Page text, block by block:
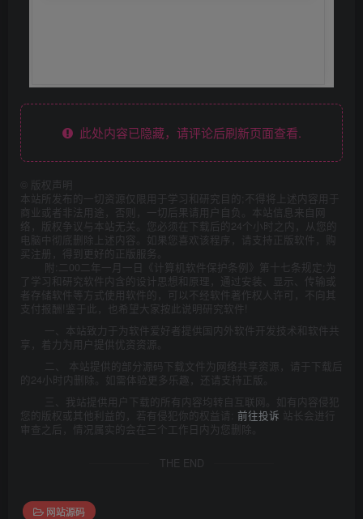
此处内容已隐藏，请评论后刷新页面查看.
版权声明
本站所发布的一切资源仅限用于学习和研究目的;不得将上述内容用于
商业或者非法用途，否则，一切后果请用户自负。本站信息来自网
络，版权争议与本站无关。您必须在下载后的24个小时之内，从您的
电脑中彻底删除上述内容。如果您喜欢该程序，请支持正版软件，购
买注册，得到更好的正版服务。
附:二00二年一月一日《计算机软件保护条例》第十七条规定:为
了学习和研究软件内含的设计思想和原理，通过安装、显示、传输或
者存储软件等方式使用软件的，可以不经软件著作权人许可，不向其
支付报酬!鉴于此，也希望大家按此说明研究软件!
一、本站致力于为软件爱好者提供国内外软件开发技术和软件共
享，着力为用户提供优资资源。
二、 本站提供的部分源码下载文件为网络共享资源，请于下载后
的24小时内删除。如需体验更多乐趣，还请支持正版。
三、我站提供用户下载的所有内容均转自互联网。如有内容侵犯
您的版权或其他利益的，若有侵犯你的权益请: 前往投诉 站长会进行
审查之后，情况属实的会在三个工作日内为您删除。
THE END
网站源码